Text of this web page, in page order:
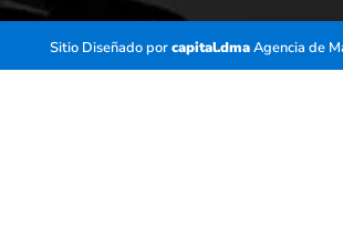
Sitio Diseñado porcapital.dmaAgencia de